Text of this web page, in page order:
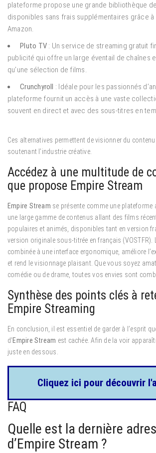
plateforme propose une grande bibliothèque
disponibles sans frais supplémentaires grâce à
Amazon.
Pluto TV : Un service de streaming gratuit
publicité qui offre un large éventail de chaînes
qu’une sélection de films.
Crunchyroll : Idéale pour les passionnés
plateforme fournit un accès à une vaste
souvent en direct et avec des sous-titres en
Ces alternatives permettent de visionner du
soutenant l’industrie créative.
Accédez à une multitude de
que propose Empire Stream
Empire Stream se présente comme une
une large gamme de contenus allant des films
populaires et animés, disponibles tant en version
version originale sous-titrée en français (VOSTFR).
combinée à une interface ergonomique, améliore
et rend le visionnage plaisant. Que vous soyez
comédie ou de drame, toutes vos envies sont
Synthèse des points clés à
Empire Streaming
En conclusion, il est essentiel de garder à l’esprit
d’Empire Stream est cachée. Afin de la voir
juste en dessous.
Cliquez ici pour découvrir
FAQ
Quelle est la dernière
d’Empire Stream ?